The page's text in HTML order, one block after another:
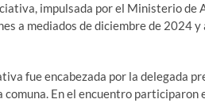
impulsada por el Ministerio de
a mediados de diciembre de 2024
fue encabezada por la delegada
comuna. En el encuentro